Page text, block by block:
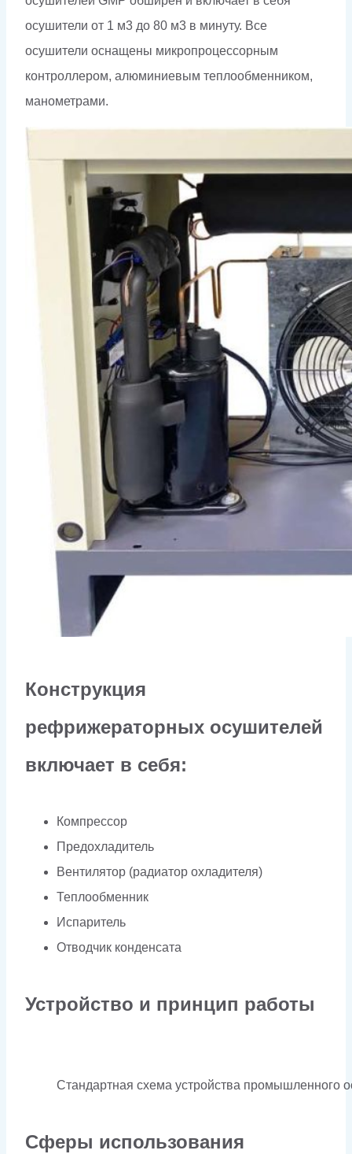
осушители от 1 м3 до 80 м3 в минуту. Все
осушители оснащены микропроцессорным
контроллером, алюминиевым теплообменником,
манометрами.
Конструкция
рефрижераторных осушителей
включает в себя:
Компрессор
Предохладитель
Вентилятор (радиатор охладителя)
Теплообменник
Испаритель
Отводчик конденсата
Устройство и принцип работы
Стандартная схема устройства промышленного
Сферы использования